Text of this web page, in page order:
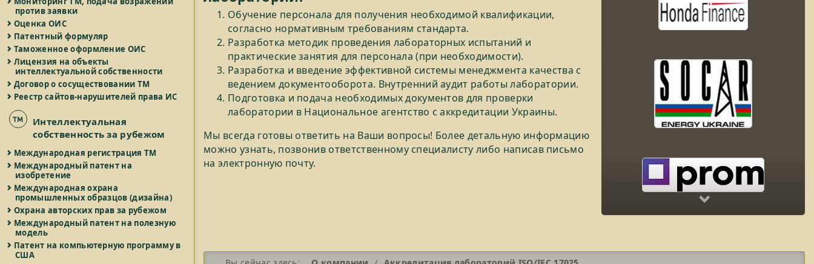
против заявки
Оценка ОИС
Патентный формуляр
Таможенное оформление ОИС
Лицензия на объекты
интеллектуальной собственности
Договор о сосуществовании ТМ
Реестр сайтов-нарушителей права ИС
Интеллектуальная
собственность за рубежом
Международная регистрация ТМ
Международный патент на
изобретение
Международная охрана
промышленных образцов (дизайна)
Охрана авторских прав за рубежом
Международный патент на полезную
модель
Патент на компьютерную программу в
США
Обучение персонала для получения необходимой квалификации,
согласно нормативным требованиям стандарта.
Разработка методик проведения лабораторных испытаний и
практические занятия для персонала (при необходимости).
Разработка и введение эффективной системы менеджмента качества с
ведением документооборота. Внутренний аудит работы лаборатории.
Подготовка и подача необходимых документов для проверки
лаборатории в Национальное агентство с аккредитации Украины.
Мы всегда готовы ответить на Ваши вопросы! Более детальную информацию
можно узнать, позвонив ответственному специалисту либо написав письмо
на электронную почту.
Next